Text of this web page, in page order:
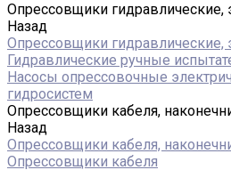
Опрессовщики гидравлические,
Назад
Опрессовщики гидравлические,
Гидравлические ручные
Насосы опрессовочные
гидросистем
Опрессовщики кабеля,
Назад
Опрессовщики кабеля,
Опрессовщики кабеля